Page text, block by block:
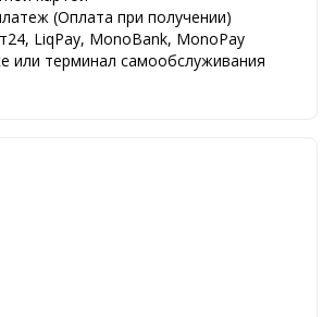
(Оплата при получении)
LiqPay, MonoBank, MonoPay
или терминал самообслуживания